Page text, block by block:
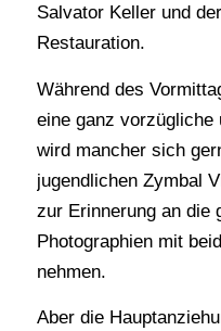
Salvator Keller und
Restauration.
Während des
eine ganz vorzügliche
wird mancher sich
jugendlichen Zymbal
zur Erinnerung an die
Photographien mit
nehmen.
Aber die